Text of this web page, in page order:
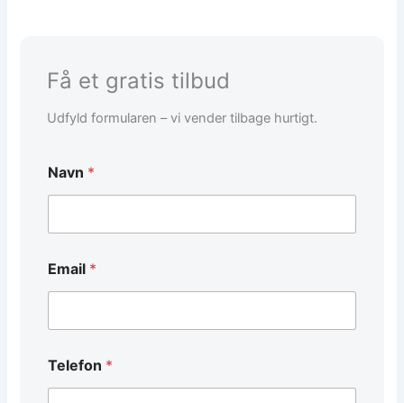
Få et gratis tilbud
Udfyld formularen – vi vender tilbage hurtigt.
Navn *
Email *
e
s
Telefon *